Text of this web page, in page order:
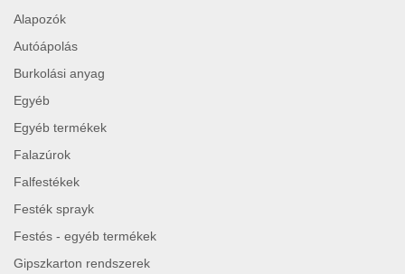
Alapozók
Autóápolás
Burkolási anyag
Egyéb
Egyéb termékek
Falazúrok
Falfestékek
Festék sprayk
Festés - egyéb termékek
Gipszkarton rendszerek